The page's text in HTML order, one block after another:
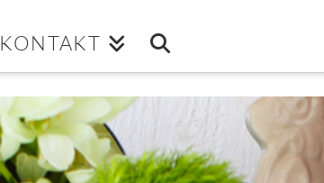
KONTAKT